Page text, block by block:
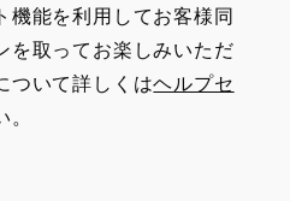
機能を利用してお客様同
を取ってお楽しみいただ
ついて詳しくはヘルプセ